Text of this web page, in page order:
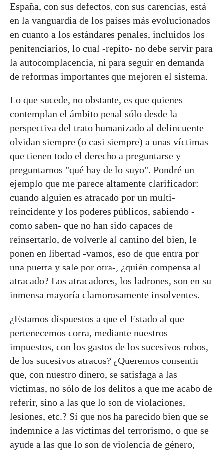
España, con sus defectos, con sus carencias, está
en la vanguardia de los países más evolucionados
en cuanto a los estándares penales, incluidos los
penitenciarios, lo cual -repito- no debe servir para
la autocomplacencia, ni para seguir en demanda
de reformas importantes que mejoren el sistema.
Lo que sucede, no obstante, es que quienes
contemplan el ámbito penal sólo desde la
perspectiva del trato humanizado al delincuente
olvidan siempre (o casi siempre) a unas víctimas
que tienen todo el derecho a preguntarse y
preguntarnos "qué hay de lo suyo". Pondré un
ejemplo que me parece altamente clarificador:
cuando alguien es atracado por un multi-
reincidente y los poderes públicos, sabiendo -
como saben- que no han sido capaces de
reinsertarlo, de volverle al camino del bien, le
ponen en libertad -vamos, eso de que entra por
una puerta y sale por otra-, ¿quién compensa al
atracado? Los atracadores, los ladrones, son en su
inmensa mayoría clamorosamente insolventes.
¿Estamos dispuestos a que el Estado al que
pertenecemos corra, mediante nuestros
impuestos, con los gastos de los sucesivos robos,
de los sucesivos atracos? ¿Queremos consentir
que, con nuestro dinero, se satisfaga a las
víctimas, no sólo de los delitos a que me acabo de
referir, sino a las que lo son de violaciones,
lesiones, etc.? Sí que nos ha parecido bien que se
indemnice a las víctimas del terrorismo, o que se
ayude a las que lo son de violencia de género,